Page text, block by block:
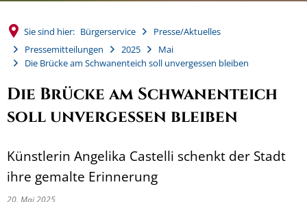
Sie sind hier: Bürgerservice
Presse/Aktuelles
Pressemitteilungen
2025
Mai
Die Brücke am Schwanenteich soll unvergessen bleiben
Die Brücke am Schwanenteich
soll unvergessen bleiben
Künstlerin Angelika Castelli schenkt der Stadt
ihre gemalte Erinnerung
20. Mai 2025